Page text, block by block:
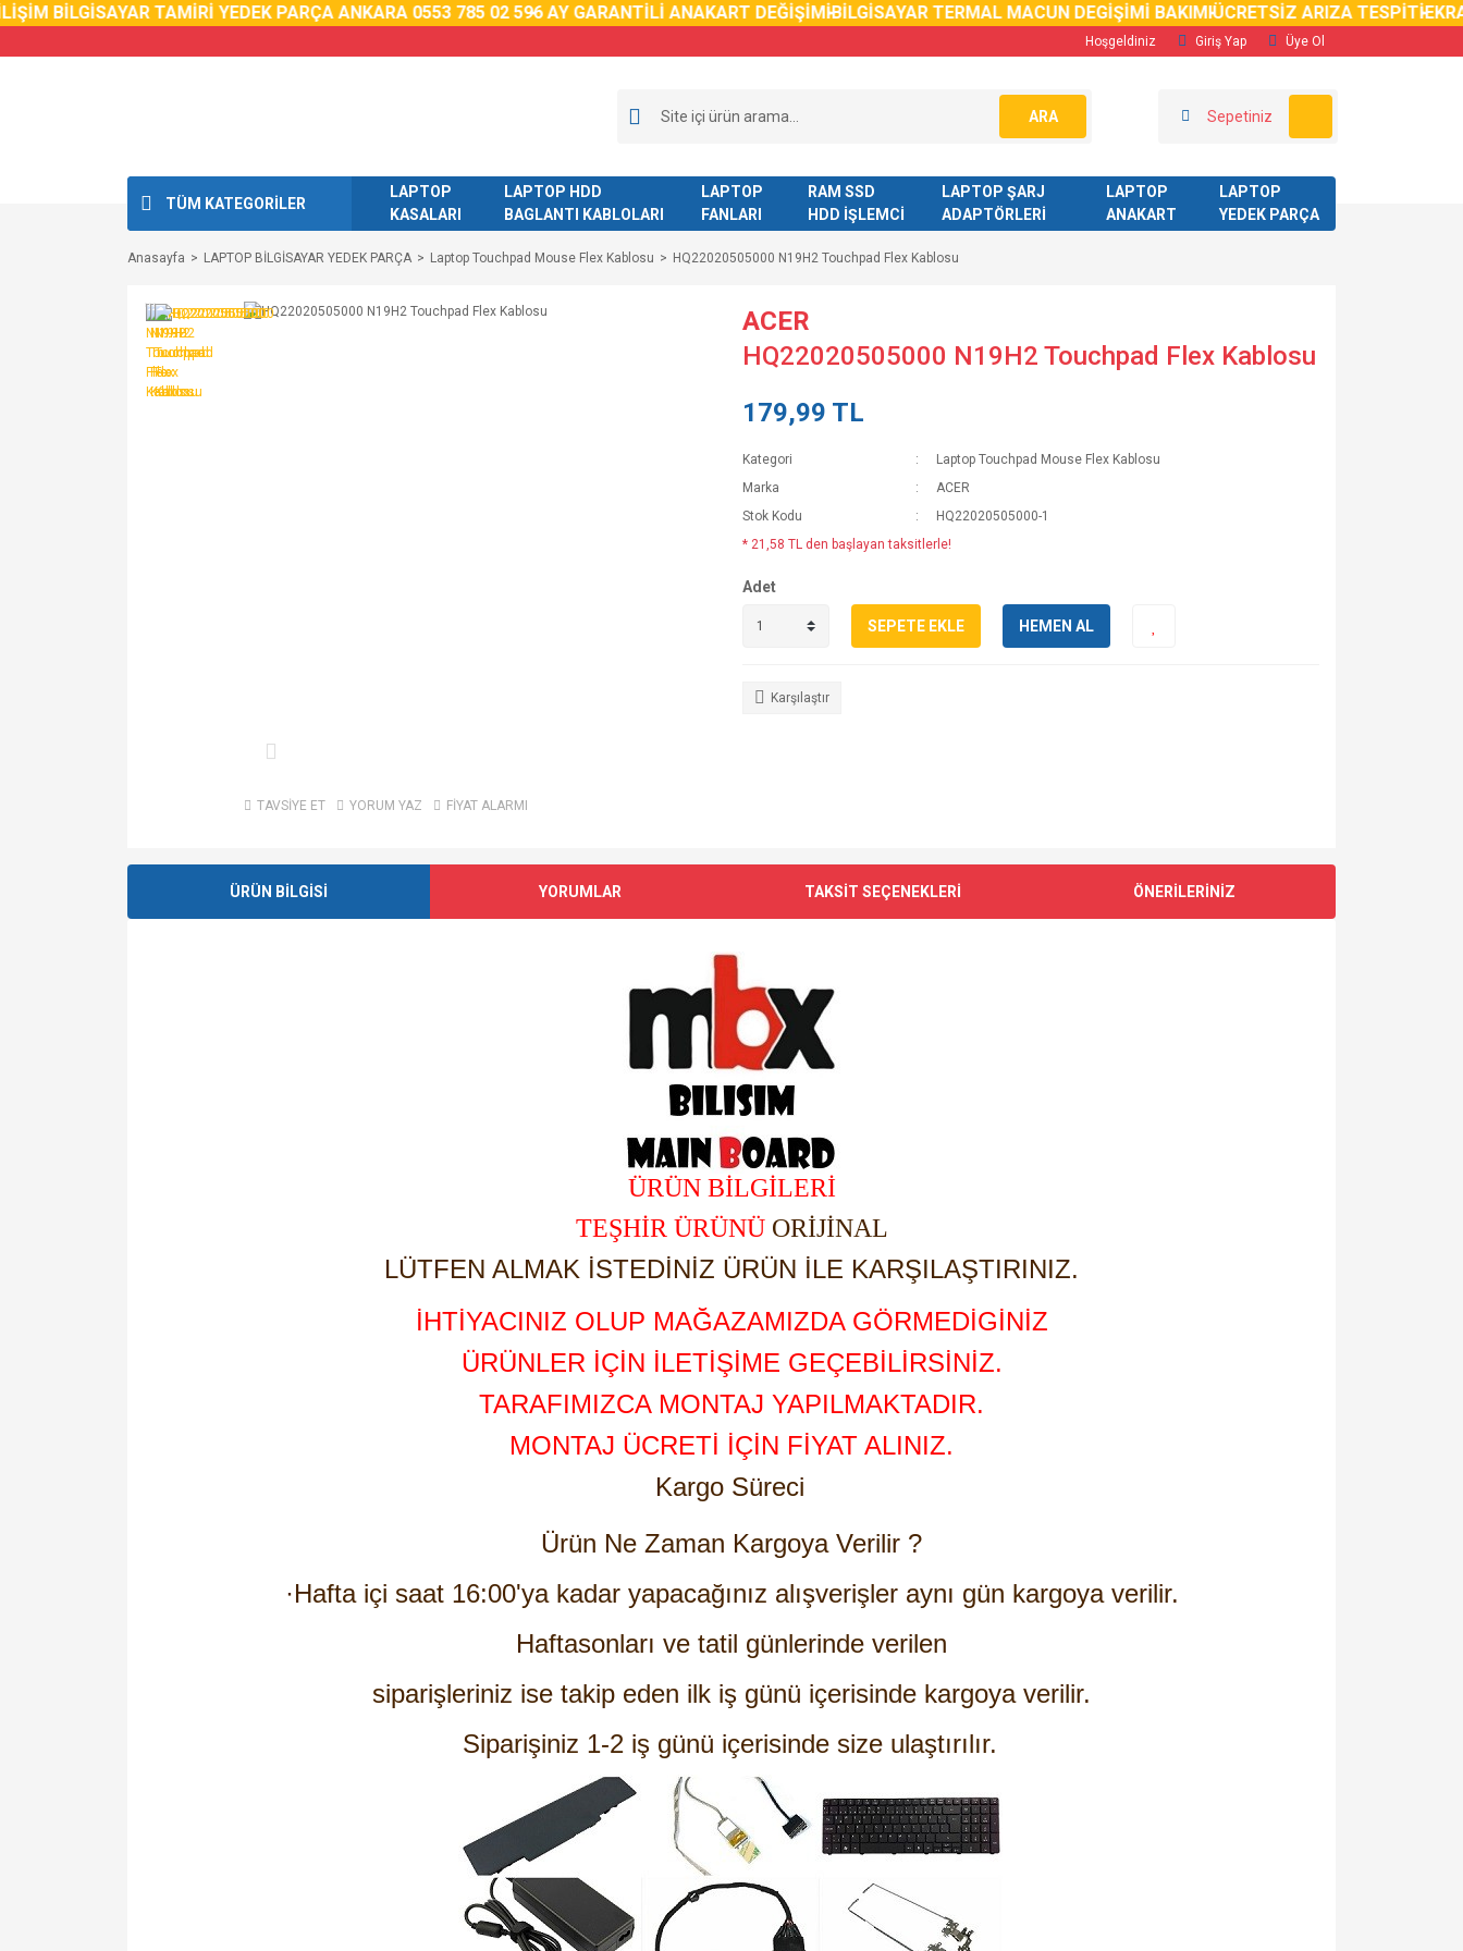
BİLGİSAYAR TAMİRİ YEDEK PARÇA ANKARA 0553 785 02 596 AY GARANTİLİ ANAKART DEĞİŞİMİBİLGİSAYAR TERMAL MACUN DEGİŞİMİ BAKIMIÜCRETSİZ ARIZA TESPİTİEKRAN
Hoşgeldiniz Giriş Yap Üye Ol
ARA Sepetiniz
TÜM KATEGORİLER
LAPTOP
KASALARI
LAPTOP HDD
BAGLANTI KABLOLARI
LAPTOP
FANLARI
RAM SSD
HDD İŞLEMCİ
LAPTOP ŞARJ
ADAPTÖRLERİ
LAPTOP
ANAKART
LAPTOP
YEDEK PARÇA
Anasayfa LAPTOP BİLGİSAYAR YEDEK PARÇA Laptop Touchpad Mouse Flex Kablosu HQ22020505000 N19H2 Touchpad Flex Kablosu
TAVSİYE ET YORUM YAZ FİYAT ALARMI
ACER
HQ22020505000 N19H2 Touchpad Flex Kablosu
179,99 TL
Kategori
Laptop Touchpad Mouse Flex Kablosu
Marka
ACER
Stok Kodu
HQ22020505000-1
* 21,58 TL den başlayan taksitlerle!
Adet
SEPETE EKLE HEMEN AL
Karşılaştır
ÜRÜN BİLGİSİ YORUMLAR TAKSİT SEÇENEKLERİ ÖNERİLERİNİZ
ÜRÜN BİLGİLERİ
TEŞHİR ÜRÜNÜ ORİJİNAL
LÜTFEN ALMAK İSTEDİNİZ ÜRÜN İLE KARŞILAŞTIRINIZ.
İHTİYACINIZ OLUP MAĞAZAMIZDA GÖRMEDİGİNİZ
ÜRÜNLER İÇİN İLETİŞİME GEÇEBİLİRSİNİZ.
TARAFIMIZCA MONTAJ YAPILMAKTADIR.
MONTAJ ÜCRETİ İÇİN FİYAT ALINIZ.
Kargo Süreci
Ürün Ne Zaman Kargoya Verilir ?
·Hafta içi saat 16:00'ya kadar yapacağınız alışverişler aynı gün kargoya verilir.
Haftasonları ve tatil günlerinde verilen
siparişleriniz ise takip eden ilk iş günü içerisinde kargoya verilir.
Siparişiniz 1-2 iş günü içerisinde size ulaştırılır.